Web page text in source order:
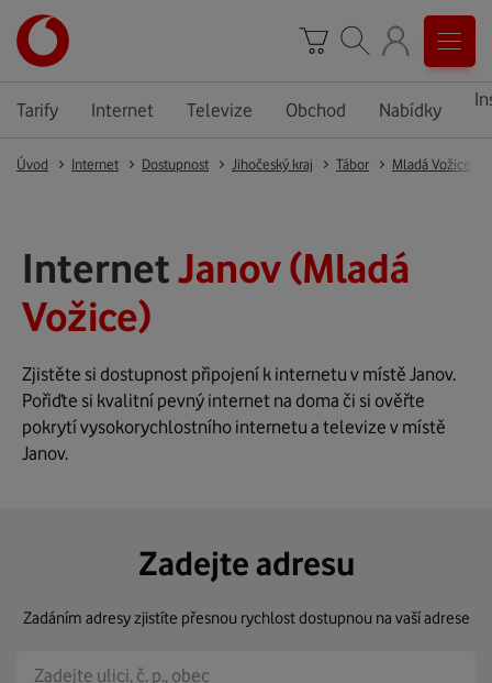
Tarify Internet Televize Obchod Nabídky
Úvod Internet Dostupnost Jihočeský kraj Tábor Mladá Vožice
InternetJanov (Mladá
Vožice)
Zjistěte si dostupnost připojení k internetu v místě Janov.
Pořiďte si kvalitní pevný internet na doma či si ověřte
pokrytí vysokorychlostního internetu a televize v místě
Janov.
Zadejte adresu
Zadáním adresy zjistíte přesnou rychlost dostupnou na vaší adrese